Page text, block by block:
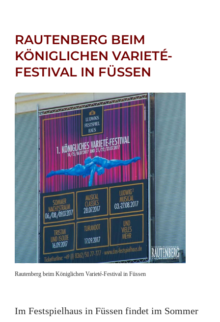
RAUTENBERG BEIM
KÖNIGLICHEN VARIETÉ-
FESTIVAL IN FÜSSEN
Rautenberg beim Königlichen Varieté-Festival in Füssen
Im Festspielhaus in Füssen findet im Sommer